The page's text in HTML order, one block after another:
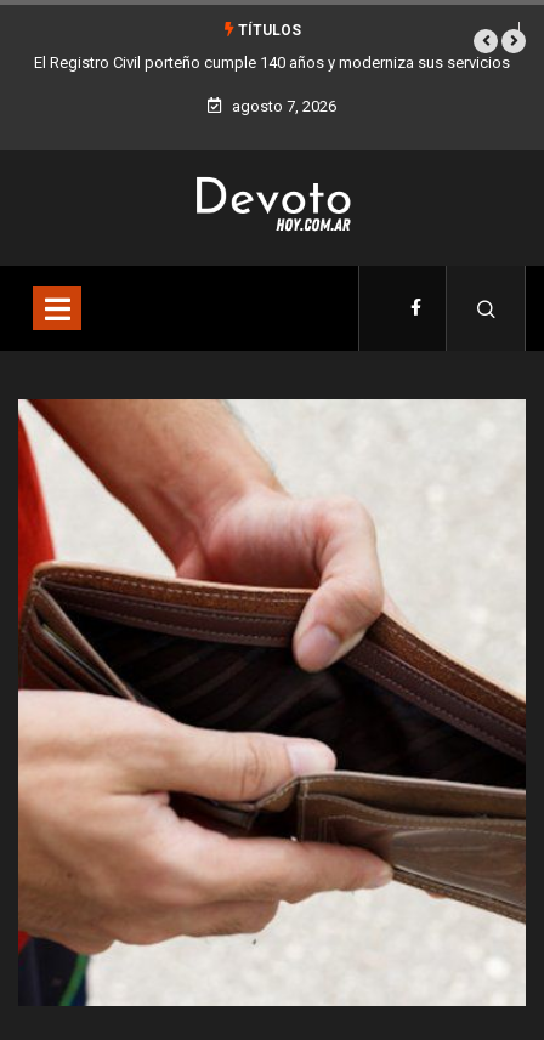
TÍTULOS
sus servicios Buenos Aires sumó 12 nuevos Bares Notables y ya son 90 en
la Ciudad
agosto 7, 2026